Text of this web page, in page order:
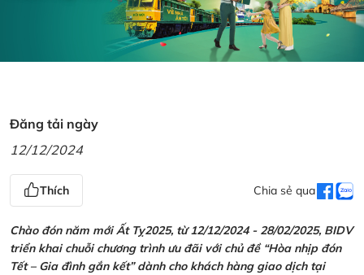
Đăng tải ngày
12/12/2024
Thích Chia sẻ qua
Chào đón năm mới Ất Tỵ2025, từ 12/12/2024 - 28/02/2025, BIDV
triển khai chuỗi chương trình ưu đãi với chủ đề “Hòa nhịp đón
Tết – Gia đình gắn kết” dành cho khách hàng giao dịch tại